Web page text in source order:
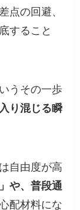
点の回避、
すること
うその一歩
り混じる瞬
自由度が高
や、普段通
配材料にな